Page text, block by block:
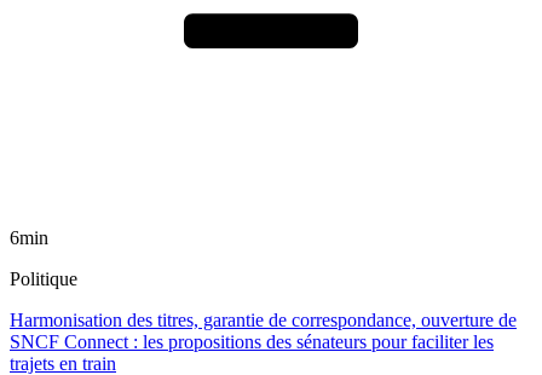
6min
Politique
Harmonisation des titres, garantie de correspondance, ouverture de
SNCF Connect : les propositions des sénateurs pour faciliter les
trajets en train